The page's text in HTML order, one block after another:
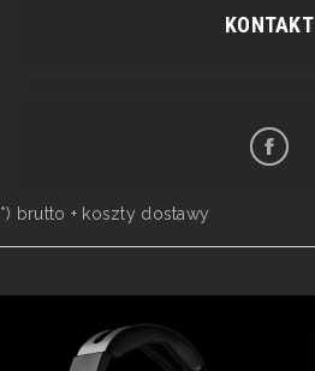
KONTAKT
*) brutto + koszty dostawy